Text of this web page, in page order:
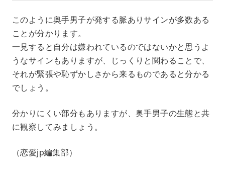
このように奥手男子が発する脈ありサインが多数ある
ことが分かります。
一見すると自分は嫌われているのではないかと思うよ
うなサインもありますが、じっくりと関わることで、
それが緊張や恥ずかしさから来るものであると分かる
でしょう。
分かりにくい部分もありますが、奥手男子の生態と共
に観察してみましょう。
（恋愛jp編集部）